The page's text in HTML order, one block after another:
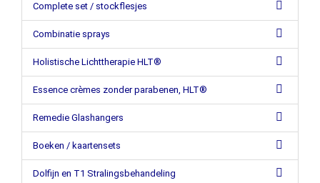
Complete set / stockflesjes
Combinatie sprays
Holistische Lichttherapie HLT®
Essence crèmes zonder parabenen, HLT®
Remedie Glashangers
Boeken / kaartensets
Dolfijn en T1 Stralingsbehandeling